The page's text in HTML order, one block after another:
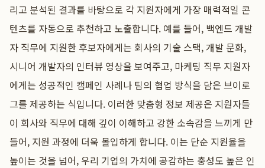
리고 분석된 결과를 바탕으로 각 지원자에게 가장 매력적일 콘
텐츠를 자동으로 추천하고 노출합니다. 예를 들어, 백엔드 개발
자 직무에 지원한 후보자에게는 회사의 기술 스택, 개발 문화,
시니어 개발자의 인터뷰 영상을 보여주고, 마케팅 직무 지원자
에게는 성공적인 캠페인 사례나 팀의 협업 방식을 담은 브이로
그를 제공하는 식입니다. 이러한 맞춤형 정보 제공은 지원자들
이 회사와 직무에 대해 깊이 이해하고 강한 소속감을 느끼게 만
들어, 지원 과정에 더욱 몰입하게 합니다. 이는 단순 지원율을
높이는 것을 넘어, 우리 기업의 가치에 공감하는 충성도 높은 인